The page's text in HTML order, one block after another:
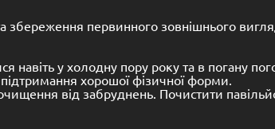
збереження первинного зовнішнього
навіть у холодну пору року та в погану
хорошої фізичної форми.
від забруднень. Почистити